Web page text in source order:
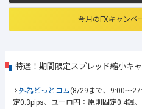
今月のFXキャンペ
特選！期間限定スプレッド縮小キ
外為どっとコム(8/29まで、9:00～
定0.3pips、ユーロ円：原則固定0.4銭